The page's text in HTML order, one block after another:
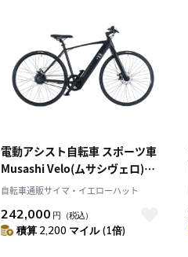
電動アシスト自転車 スポーツ車
Musashi Velo(ムサシヴェロ)
CS01 マットブラック 700C
自転車通販サイマ・イエローハット
242,000 円 （税込）
積算 2,200 マイル (1倍)